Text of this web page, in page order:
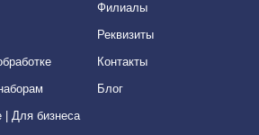
Контакты
Реквизиты
Филиалы
Блог
| Для бизнеса